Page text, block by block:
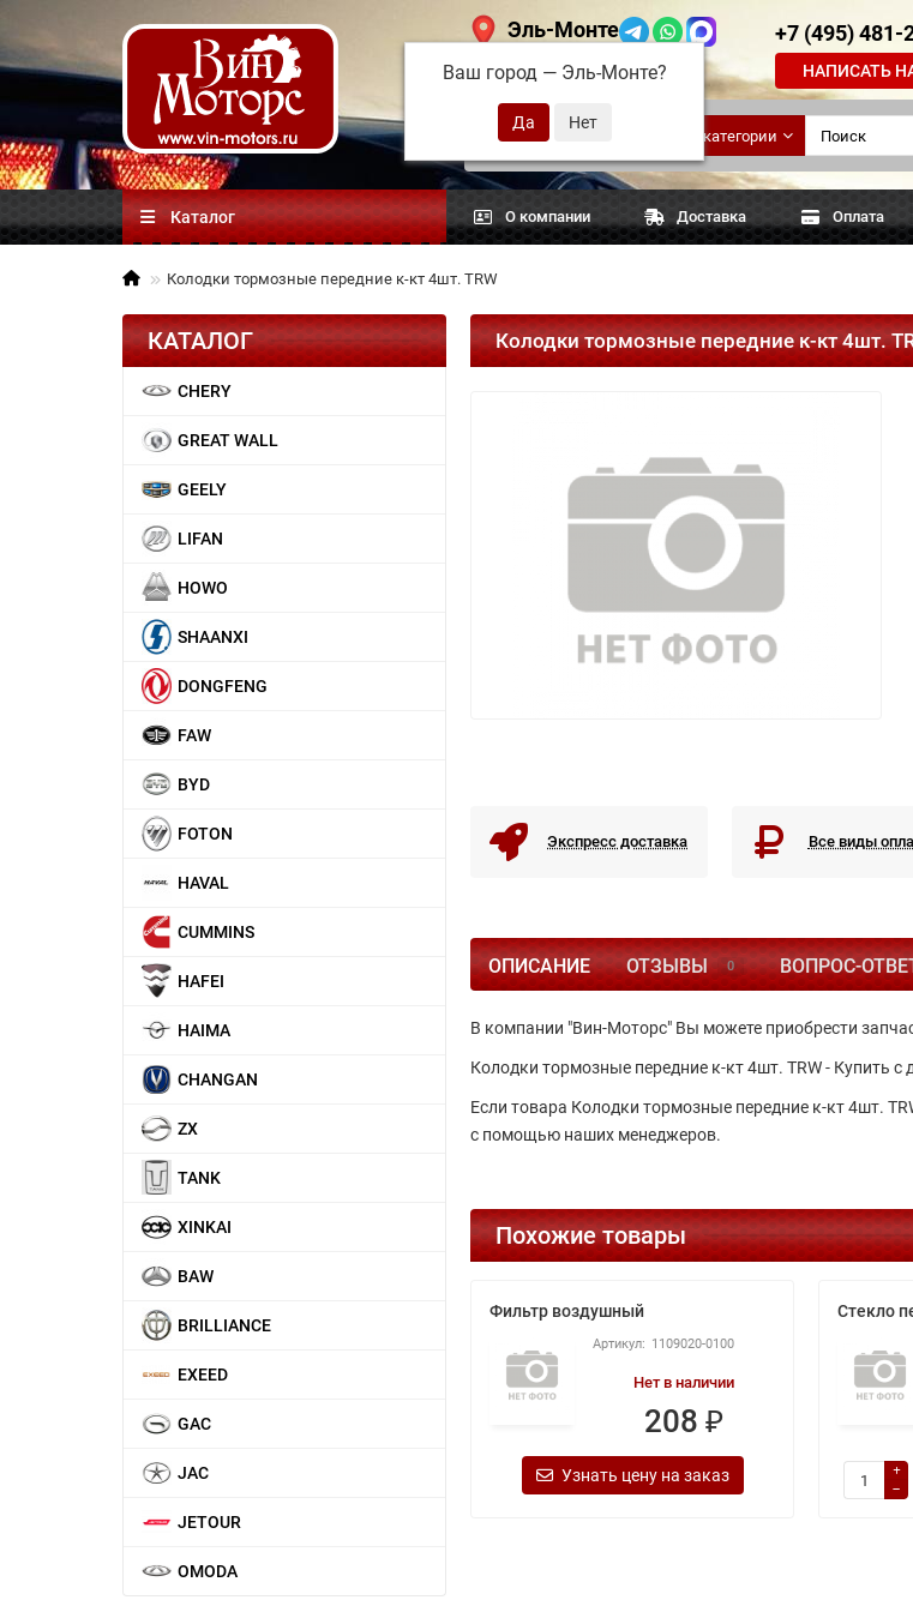
Эль-Монте
Ваш город — Эль-Монте?
+7 (495) 481-
НАПИСАТЬ
Китайские
автозапчасти
Все категории
Каталог О компании Доставка Оплата
Колодки тормозные передние к-кт 4шт. TRW
КАТАЛОГ
CHERY
GREAT WALL
GEELY
LIFAN
HOWO
SHAANXI
DONGFENG
FAW
BYD
FOTON
HAVAL
CUMMINS
HAFEI
HAIMA
CHANGAN
ZX
TANK
XINKAI
BAW
BRILLIANCE
EXEED
GAC
JAC
JETOUR
OMODA
Колодки тормозные передние к-кт 4шт.
Экспресс доставка Все виды
ОПИСАНИЕ ОТЗЫВЫ 0 ВОПРОС-
В компании "Вин-Моторс" Вы можете приобрести
Колодки тормозные передние к-кт 4шт. TRW - Купить с
Если товара Колодки тормозные передние к-кт 4шт.
с помощью наших менеджеров.
Похожие товары
Фильтр воздушный
1109020-0100
Нет в наличии
208 ₽
Узнать цену на заказ
Стекло